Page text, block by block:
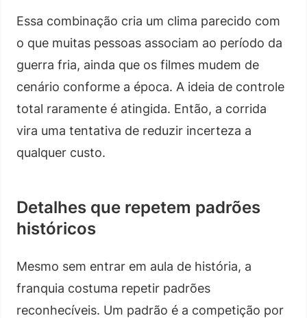
Essa combinação cria um clima parecido com
o que muitas pessoas associam ao período da
guerra fria, ainda que os filmes mudem de
cenário conforme a época. A ideia de controle
total raramente é atingida. Então, a corrida
vira uma tentativa de reduzir incerteza a
qualquer custo.
Detalhes que repetem padrões
históricos
Mesmo sem entrar em aula de história, a
franquia costuma repetir padrões
reconhecíveis. Um padrão é a competição por